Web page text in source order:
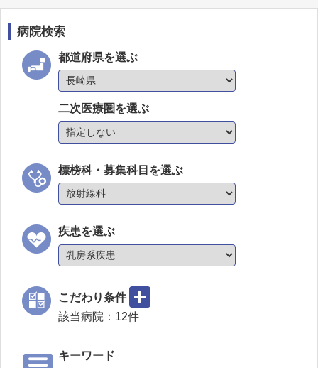
病院検索
都道府県を選ぶ
二次医療圏を選ぶ
標榜科・募集科目を選ぶ
疾患を選ぶ
こだわり条件
該当病院： 12件
キーワード